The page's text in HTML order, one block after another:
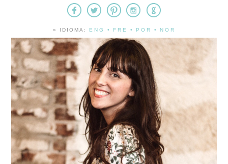
» IDIOMA: ENG • FRE • POR • NOR